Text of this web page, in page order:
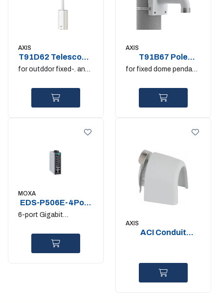
AXIS
T91D62 Telescopic
Parapet Mount
for outddor fixed-. and
AXIS
T91B67 Pole
Mount. 1.5" NPS
for fixed dome pendant
MOXA
EDS-P506E-4PoE-
2GTXSFP-T. wide
temp
6-port Gigabit
AXIS
ACI Conduit